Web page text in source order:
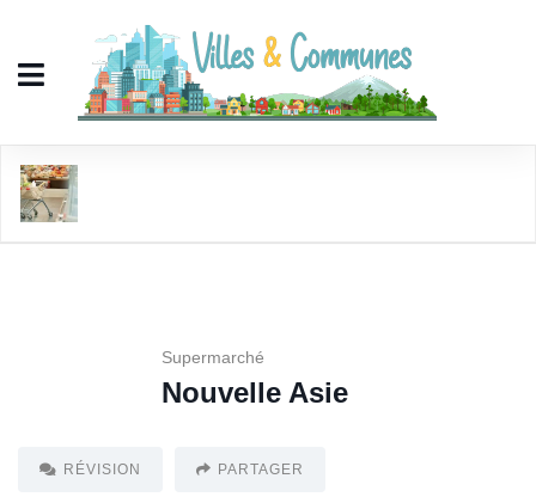
Supermarché
Nouvelle Asie
RÉVISION PARTAGER